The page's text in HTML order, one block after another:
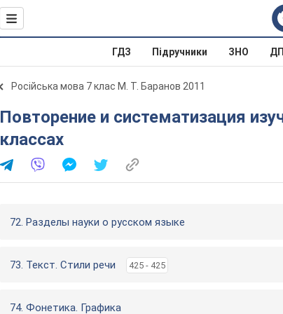
ГДЗ Підручники ЗНО
Російська мова 7 клас М. Т. Баранов 2011
Повторение и систематизация изученного в V-VII
классах
72. Разделы науки о русском языке
73. Текст. Стили речи 425 - 425
74. Фонетика. Графика